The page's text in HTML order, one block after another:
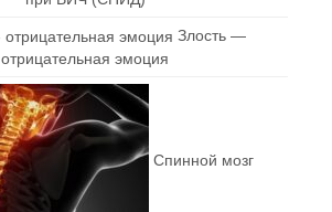
Злость —
отрицательная эмоция
Спинной мозг